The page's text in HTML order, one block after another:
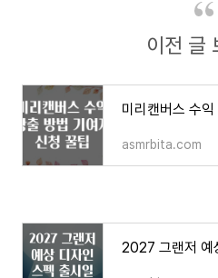
이전 글
미리캔버스 수
asmrbita.com